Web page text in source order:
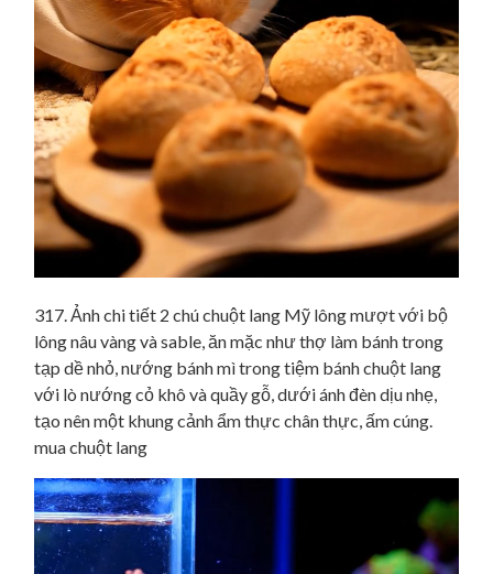
317. Ảnh chi tiết 2 chú chuột lang Mỹ lông mượt với bộ
lông nâu vàng và sable, ăn mặc như thợ làm bánh trong
tạp dề nhỏ, nướng bánh mì trong tiệm bánh chuột lang
với lò nướng cỏ khô và quầy gỗ, dưới ánh đèn dịu nhẹ,
tạo nên một khung cảnh ẩm thực chân thực, ấm cúng.
mua chuột lang